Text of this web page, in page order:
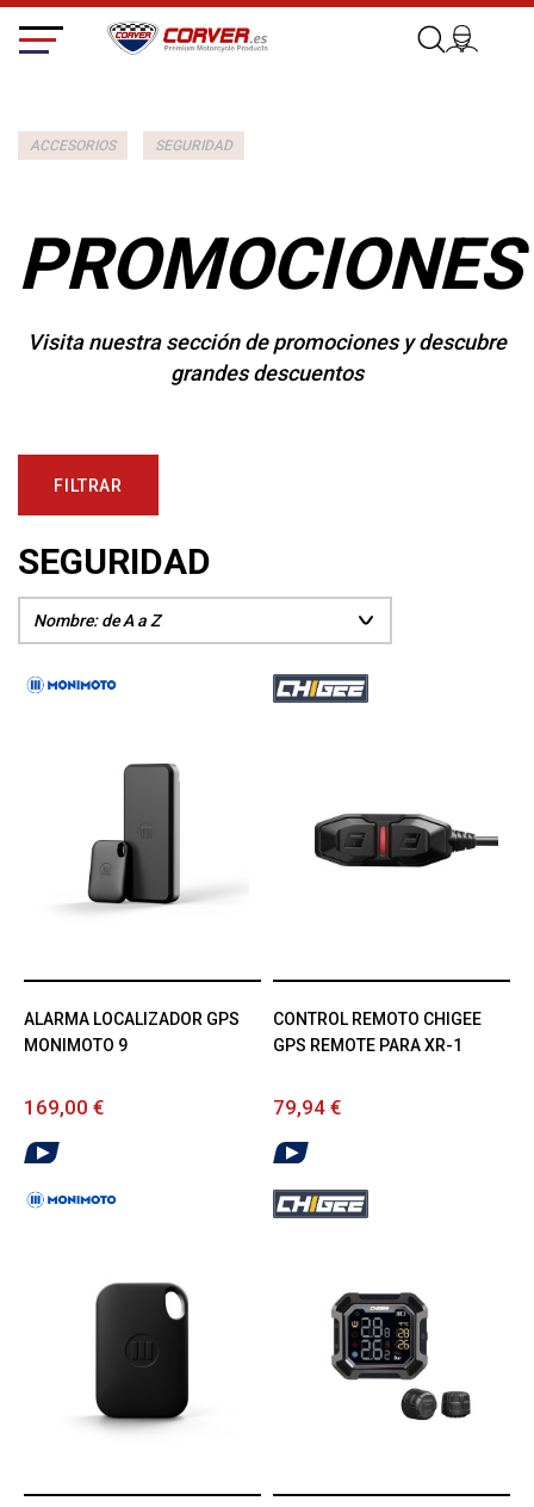
ACCESORIOS SEGURIDAD
PROMOCIONES
Visita nuestra sección de promociones y descubre
grandes descuentos
FILTRAR
SEGURIDAD
ALARMA LOCALIZADOR GPS
MONIMOTO 9
169,00 €
CONTROL REMOTO CHIGEE
GPS REMOTE PARA XR-1
79,94 €